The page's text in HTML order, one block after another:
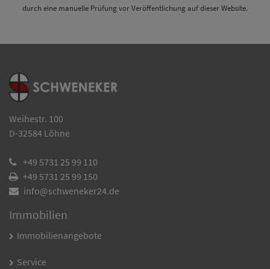
durch eine manuelle Prüfung vor Veröffentlichung auf dieser Website.
Weihestr. 100
D-32584 Löhne
+49 5731 25 99 110
+49 5731 25 99 150
info@schweneker24.de
Immobilien
Immobilienangebote
Service